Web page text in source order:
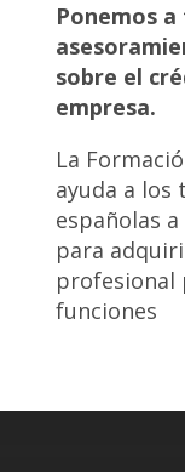
Ponemos
sobre el
empresa.
La
ayuda a los
españolas
para
profesional
funciones